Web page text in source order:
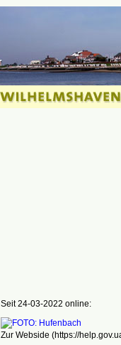
Seit 24-03-2022 online:
Zur Webside (https://